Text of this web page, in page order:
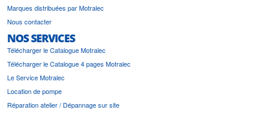
Marques distribuées par Motralec
Nous contacter
NOS SERVICES
Télécharger le Catalogue Motralec
Télécharger le Catalogue 4 pages Motralec
Le Service Motralec
Location de pompe
Réparation atelier / Dépannage sur site